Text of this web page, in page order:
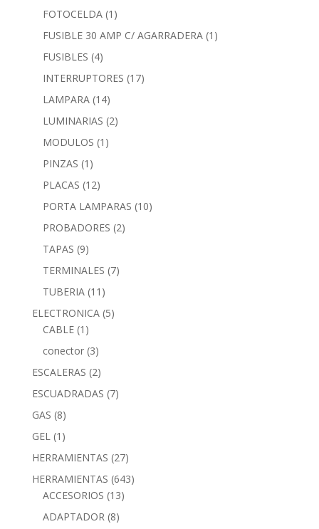
FOTOCELDA (1)
FUSIBLE 30 AMP C/ AGARRADERA (1)
FUSIBLES (4)
INTERRUPTORES (17)
LAMPARA (14)
LUMINARIAS (2)
MODULOS (1)
PINZAS (1)
PLACAS (12)
PORTA LAMPARAS (10)
PROBADORES (2)
TAPAS (9)
TERMINALES (7)
TUBERIA (11)
ELECTRONICA (5)
CABLE (1)
conector (3)
ESCALERAS (2)
ESCUADRADAS (7)
GAS (8)
GEL (1)
HERRAMIENTAS (27)
HERRAMIENTAS (643)
ACCESORIOS (13)
ADAPTADOR (8)